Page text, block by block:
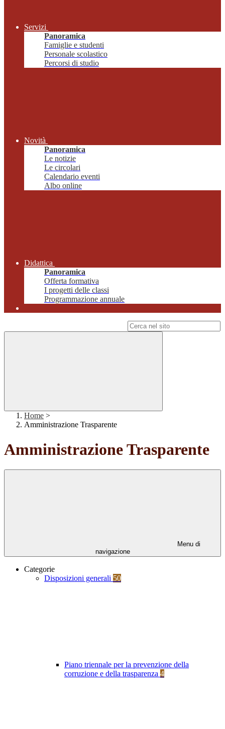
Servizi
Panoramica
Famiglie e studenti
Personale scolastico
Percorsi di studio
Novità
Panoramica
Le notizie
Le circolari
Calendario eventi
Albo online
Didattica
Panoramica
Offerta formativa
I progetti delle classi
Programmazione annuale
Home >
Amministrazione Trasparente
Amministrazione Trasparente
Menu di
navigazione
Categorie
Disposizioni generali 50
Piano triennale per la prevenzione della
corruzione e della trasparenza 4